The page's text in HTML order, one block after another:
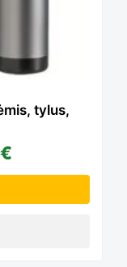
tylus,
€